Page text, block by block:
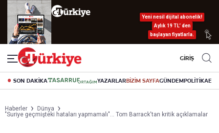
Yeni nesil dijital abonelik!
Aylık 19 TL’ den
başlayan fiyatlarla.
GİRİŞ
SON DAKİKA YAZARLARBİZİM SAYFAGÜNDEMPOLİTİKA
Haberler
Dünya
"Suriye geçmişteki hataları yapmamalı"... Tom Barrack'tan kritik açıklamalar